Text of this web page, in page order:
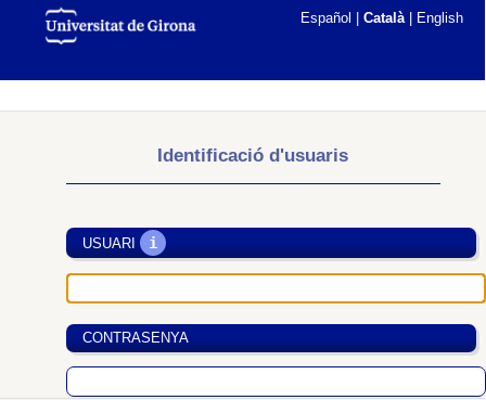
Español Català| English
Identificació d'usuaris
USUARI i
CONTRASENYA